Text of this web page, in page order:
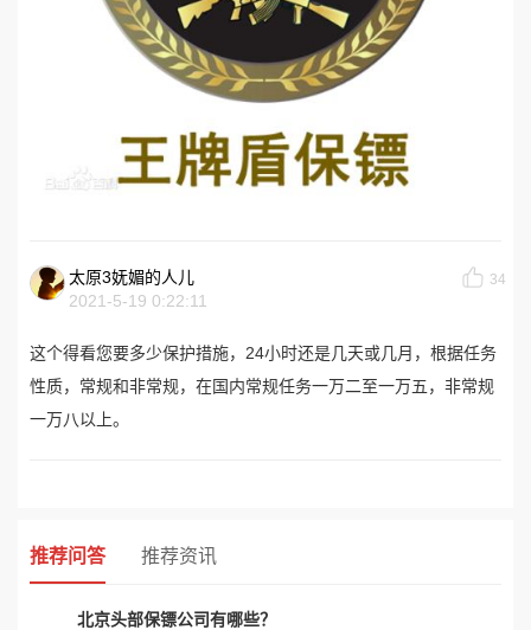
太原3妩媚的人儿
2021-5-19 0:22:11
34
这个得看您要多少保护措施，24小时还是几天或几月，根据任务
性质，常规和非常规，在国内常规任务一万二至一万五，非常规
一万八以上。
推荐问答 推荐资讯
北京头部保镖公司有哪些？